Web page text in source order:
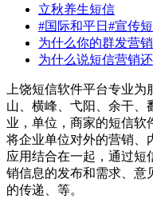
立秋养生短信
#国际和平日#宣传
为什么你的群发营
为什么说短信营销
上饶短信软件平台专业
山、横峰、弋阳、余干、
业，单位，商家的短信软
将企业单位对外的营销、
应用结合在一起，通过短
销信息的发布和需求、意
的传递、等。